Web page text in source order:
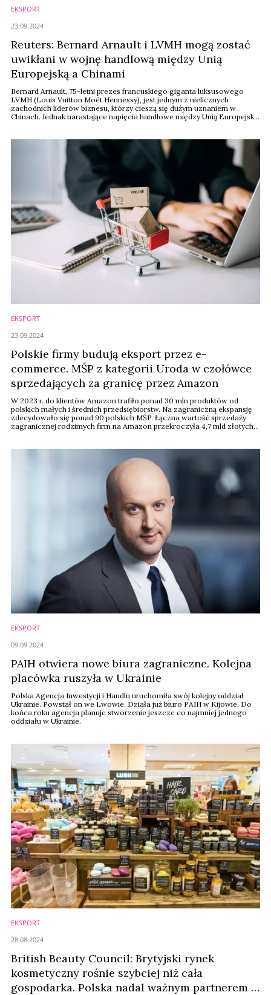
EKSPORT
Reuters: Bernard Arnault i LVMH mogą zostać
uwikłani w wojnę handlową między Unią
Europejską a Chinami
Bernard Arnault, 75-letni prezes francuskiego giganta luksusowego
LVMH (Louis Vuitton Moët Hennessy), jest jednym z nielicznych
zachodnich liderów biznesu, którzy cieszą się dużym uznaniem w
Chinach. Jednak narastające napięcia handlowe między Unią Europejską
23.09.2024
EKSPORT
Polskie firmy budują eksport przez e-
commerce. MŚP z kategorii Uroda w czołówce
sprzedających za granicę przez Amazon
W 2023 r. do klientów Amazon trafiło ponad 30 mln produktów od
polskich małych i średnich przedsiębiorstw. Na zagraniczną ekspansję
zdecydowało się ponad 90 polskich MŚP. Łączna wartość sprzedaży
zagranicznej rodzimych firm na Amazon przekroczyła 4,7 mld złotych.
23.09.2024
EKSPORT
PAIH otwiera nowe biura zagraniczne. Kolejna
placówka ruszyła w Ukrainie
Polska Agencja Inwestycji i Handlu uruchomiła swój kolejny oddział
Ukrainie. Powstał on we Lwowie. Działa już biuro PAIH w Kijowie. Do
końca roku agencja planuje stworzenie jeszcze co najmniej jednego
oddziału w Ukrainie.
09.09.2024
EKSPORT
British Beauty Council: Brytyjski rynek
kosmetyczny rośnie szybciej niż cała
gospodarka. Polska nadal ważnym partnerem w
28.08.2024